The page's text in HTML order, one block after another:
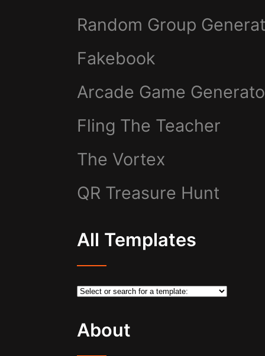
Random Group
Fakebook
Arcade Game
Fling The Teacher
The Vortex
QR Treasure Hunt
All Templates
About